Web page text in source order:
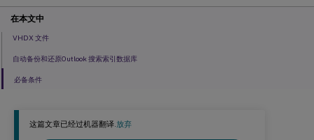
这篇文章已经过机器翻译.放弃
在本文中
VHDX 文件
自动备份和还原Outlook 搜索索引数据库
必备条件